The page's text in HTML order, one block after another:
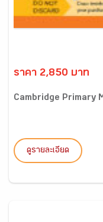
ราคา 2,850 บาท
Cambridge Primary
ดูรายละเอียด